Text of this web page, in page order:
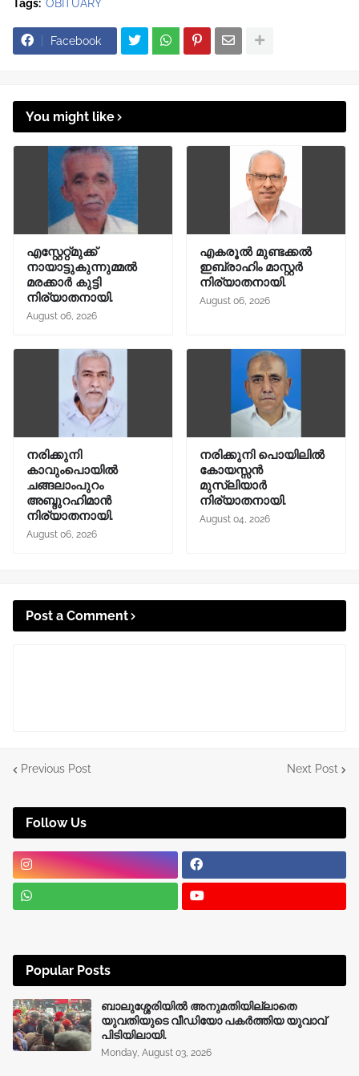
Tags: OBITUARY
Facebook
You might like
എസ്റ്റേറ്റ്മുക്ക്
നായാട്ടുകുന്നുമ്മൽ
മരക്കാർ കുട്ടി
നിര്യാതനായി.
August 06, 2026
എകരൂൽ മുണ്ടക്കൽ
ഇബ്രാഹിം മാസ്റ്റർ
നിര്യാതനായി.
August 06, 2026
നരിക്കുനി
കാവുംപൊയിൽ
ചങ്ങലാംപുറം
അബ്ദുറഹിമാൻ
നിര്യാതനായി.
August 06, 2026
നരിക്കുനി പൊയിലിൽ
കോയസ്സൻ
മുസ്ലിയാർ
നിര്യാതനായി.
August 04, 2026
Post a Comment
Previous Post Next Post
Follow Us
Popular Posts
ബാലുശ്ശേരിയിൽ അനുമതിയില്ലാതെ
യുവതിയുടെ വീഡിയോ പകർത്തിയ യുവാവ്
പിടിയിലായി.
Monday, August 03, 2026